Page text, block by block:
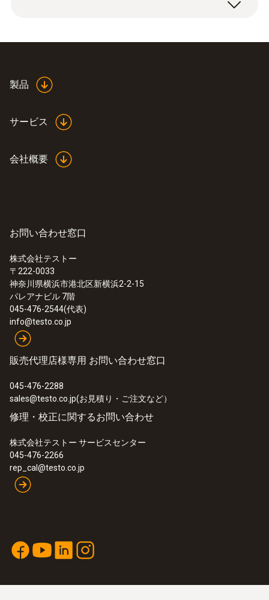
異径チャージバルブ 2個セット
製品
サービス
会社概要
お問い合わせ窓口
株式会社テストー
〒222-0033
神奈川県横浜市港北区新横浜2-2-15
パレアナビル 7階
045-476-2544(代表)
info@testo.co.jp
販売代理店様専用 お問い合わせ窓口
045-476-2288
sales@testo.co.jp(お見積り・ご注文など）
修理・校正に関するお問い合わせ
株式会社テストー サービスセンター
045-476-2266
rep_cal@testo.co.jp